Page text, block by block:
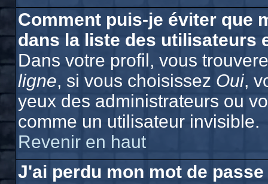
Comment puis-je éviter que
dans la liste des utilisateurs
Dans votre profil, vous
ligne, si vous choisissez Oui,
yeux des administrateurs ou
comme un utilisateur invisible.
Revenir en haut
J'ai perdu mon mot de passe